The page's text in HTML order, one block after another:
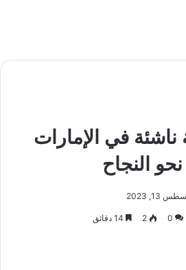
في الإمارات
النجاح
13, 2023
0
2